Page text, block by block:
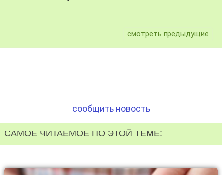
смотреть предыдущие
сообщить новость
САМОЕ ЧИТАЕМОЕ ПО ЭТОЙ ТЕМЕ: